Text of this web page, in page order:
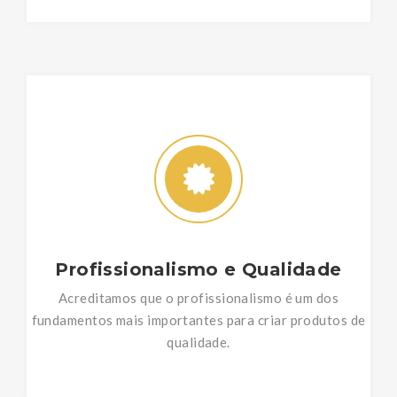
Profissionalismo e Qualidade
Acreditamos que o profissionalismo é um dos
fundamentos mais importantes para criar produtos de
qualidade.